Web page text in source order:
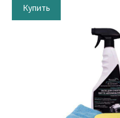
Купить